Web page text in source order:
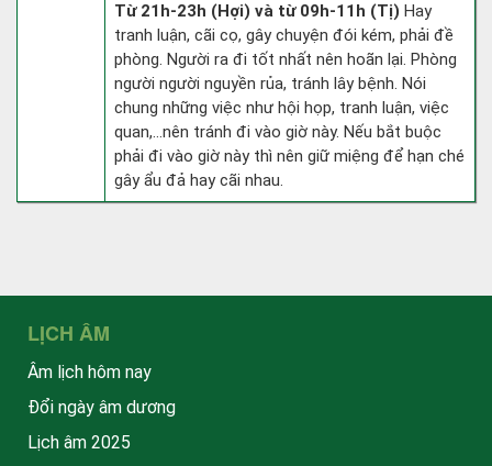
Từ 21h-23h (Hợi) và từ 09h-11h (Tị) Hay
tranh luận, cãi cọ, gây chuyện đói kém, phải đề
phòng. Người ra đi tốt nhất nên hoãn lại. Phòng
người người nguyền rủa, tránh lây bệnh. Nói
chung những việc như hội họp, tranh luận, việc
quan,…nên tránh đi vào giờ này. Nếu bắt buộc
phải đi vào giờ này thì nên giữ miệng để hạn ché
gây ẩu đả hay cãi nhau.
LỊCH ÂM
Âm lịch hôm nay
Đổi ngày âm dương
Lịch âm 2025